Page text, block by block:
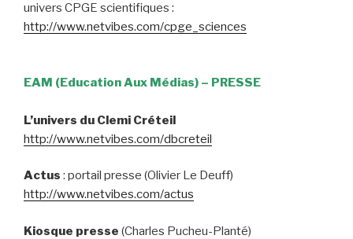
univers CPGE scientifiques :
http://www.netvibes.com/cpge_sciences
EAM (Education Aux Médias) – PRESSE
L’univers du Clemi Créteil
http://www.netvibes.com/dbcreteil
Actus : portail presse (Olivier Le Deuff)
http://www.netvibes.com/actus
Kiosque presse (Charles Pucheu-Planté)